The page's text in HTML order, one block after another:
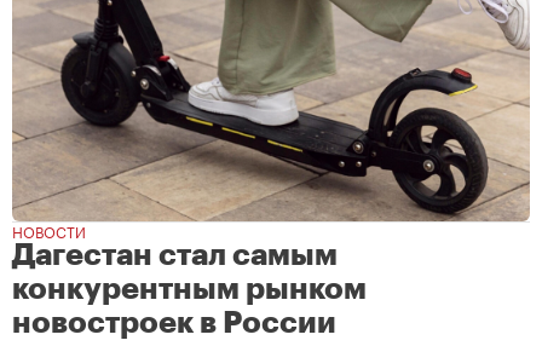
НОВОСТИ
Дагестан стал самым
конкурентным рынком
новостроек в России